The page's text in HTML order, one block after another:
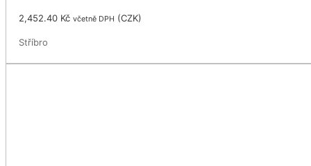
2,452.40 Kč včetně DPH (CZK)
Stříbro